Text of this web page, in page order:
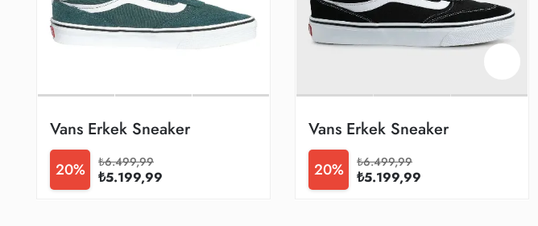
Vans Erkek Sneaker
20% ₺5.199,99
₺6.499,99
Vans Erkek Sneaker
20% ₺5.199,99
₺6.499,99